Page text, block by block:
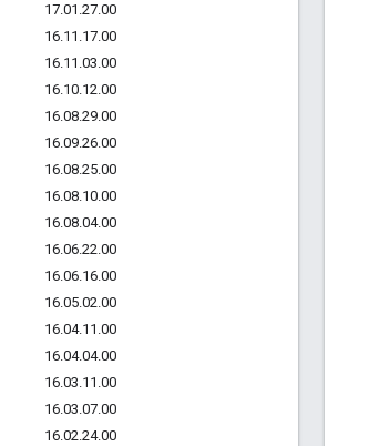
17.01 .27.00
16.11 .17.00
16.11 .03.00
16.10.12.00
16.08.29.00
16.09.26.00
16.08.25.00
16.08.10.00
16.08.04.00
16.06.22.00
16.06.16.00
16.05.02.00
16.04.11 .00
16.04.04.00
16.03.11 .00
16.03.07.00
16.02.24.00